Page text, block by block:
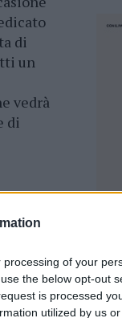
of your
the below opt-out
is processed
utilized by us
di
un
vedrà
di
e
da